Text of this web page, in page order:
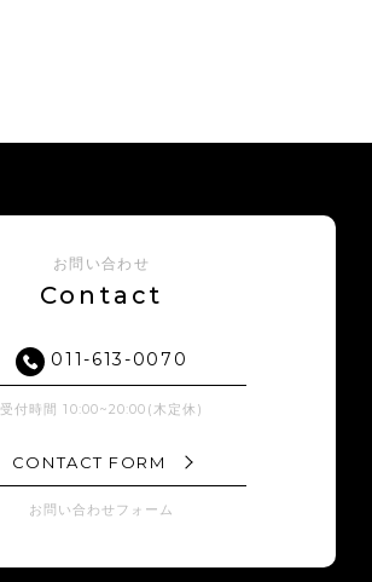
お問い合わせ
Contact
011-613-0070
受付時間 10:00~20:00(木定休)
CONTACT FORM
お問い合わせフォーム